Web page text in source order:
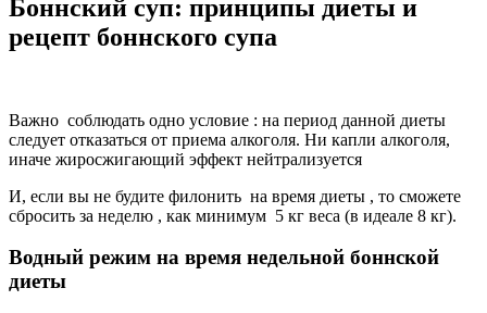
Боннский суп: принципы диеты и
рецепт боннского супа
Важно соблюдать одно условие : на период данной диеты
следует отказаться от приема алкоголя. Ни капли алкоголя,
иначе жиросжигающий эффект нейтрализуется
И, если вы не будите филонить на время диеты , то сможете
сбросить за неделю , как минимум 5 кг веса (в идеале 8 кг).
Водный режим на время недельной боннской
диеты